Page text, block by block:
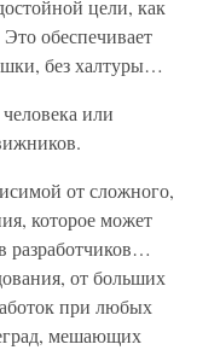
цели, как
обеспечивает
без халтуры…
или
от сложного,
которое может
разработчиков…
от больших
при любых
мешающих